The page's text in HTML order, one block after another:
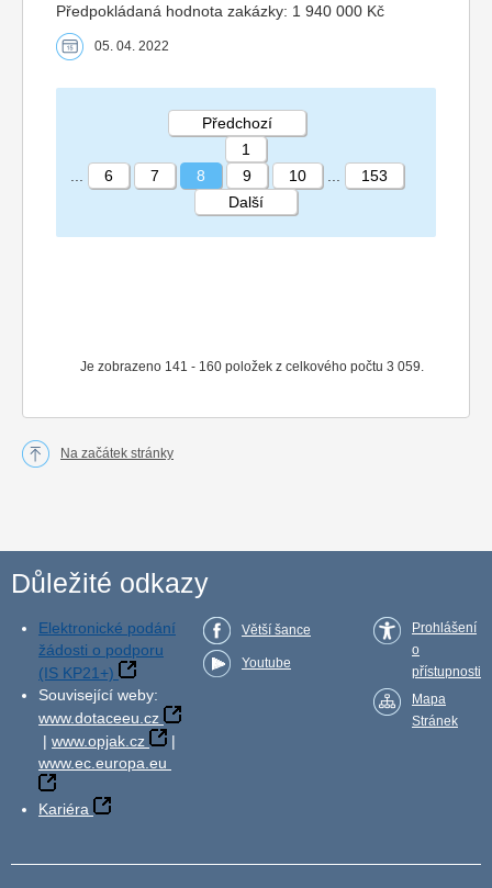
Předpokládaná hodnota zakázky: 1 940 000 Kč
05. 04. 2022
STRÁNKA 8 153
Je zobrazeno 141 - 160 položek z celkového počtu 3 059.
Předchozí
1
6 7 8 9 10
153
Další
Na začátek stránky
Důležité odkazy
Elektronické podání
žádosti o podporu
(IS KP21+)
Související weby:
www.dotaceeu.cz
| www.opjak.cz
|
www.ec.europa.eu
Kariéra
Větší šance
Youtube
Prohlášení
o
přístupnosti
Mapa
Stránek